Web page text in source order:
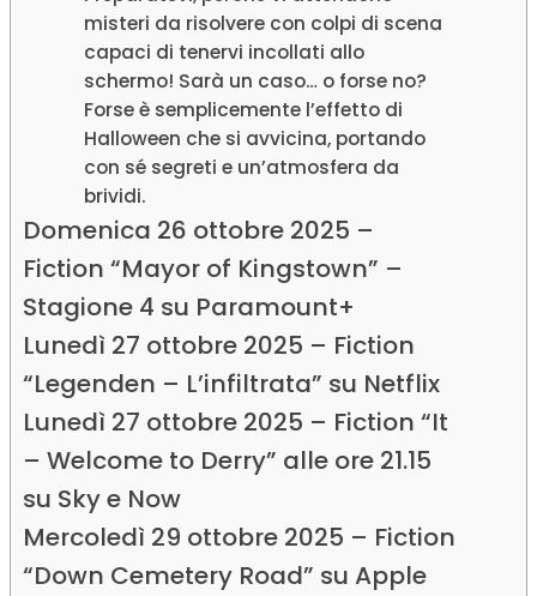
misteri da risolvere con colpi di scena
capaci di tenervi incollati allo
schermo! Sarà un caso… o forse no?
Forse è semplicemente l’effetto di
Halloween che si avvicina, portando
con sé segreti e un’atmosfera da
brividi.
Domenica 26 ottobre 2025 –
Fiction “Mayor of Kingstown” –
Stagione 4 su Paramount+
Lunedì 27 ottobre 2025 – Fiction
“Legenden – L’infiltrata” su Netflix
Lunedì 27 ottobre 2025 – Fiction “It
– Welcome to Derry” alle ore 21.15
su Sky e Now
Mercoledì 29 ottobre 2025 – Fiction
“Down Cemetery Road” su Apple